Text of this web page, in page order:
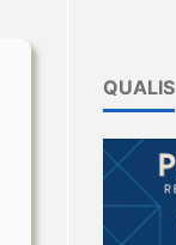
QUALIS